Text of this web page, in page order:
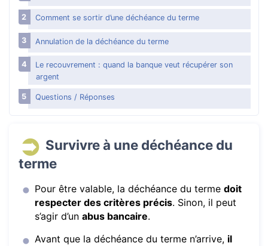
Comment se sortir d’une déchéance du terme
Annulation de la déchéance du terme
Le recouvrement : quand la banque veut récupérer son
argent
Questions / Réponses
Survivre à une déchéance du
terme
Pour être valable, la déchéance du termedoit
respecter des critères précis. Sinon, il peut
s’agir d’unabus bancaire.
Avant que la déchéance du terme n’arrive, il